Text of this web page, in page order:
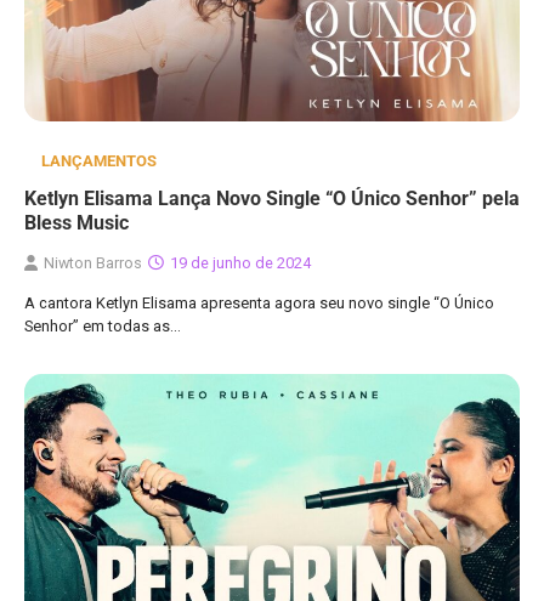
LANÇAMENTOS
Ketlyn Elisama Lança Novo Single “O Único Senhor” pela
Bless Music
Niwton Barros 19 de junho de 2024
A cantora Ketlyn Elisama apresenta agora seu novo single “O Único
Senhor” em todas as…